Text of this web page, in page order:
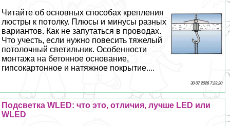
Читайте об основных способах крепления
люстры к потолку. Плюсы и минусы разных
вариантов. Как не запутаться в проводах.
Что учесть, если нужно повесить тяжелый
потолочный светильник. Особенности
монтажа на бетонное основание,
гипсокартонное и натяжное покрытие....
30 07 2026 7:23:20
Подсветка WLED: что это, отличия, лучше LED или
WLED